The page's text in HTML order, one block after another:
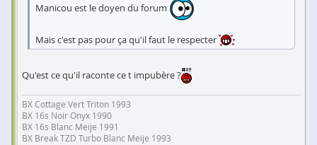
Manicou est le doyen du forum
Mais c'est pas pour ça qu'il faut le respecter
Qu'est ce qu'il raconte ce t impubère ?
BX Cottage Vert Triton 1993
BX 16s Noir Onyx 1990
BX 16s Blanc Meije 1991
BX Break TZD Turbo Blanc Meije 1993